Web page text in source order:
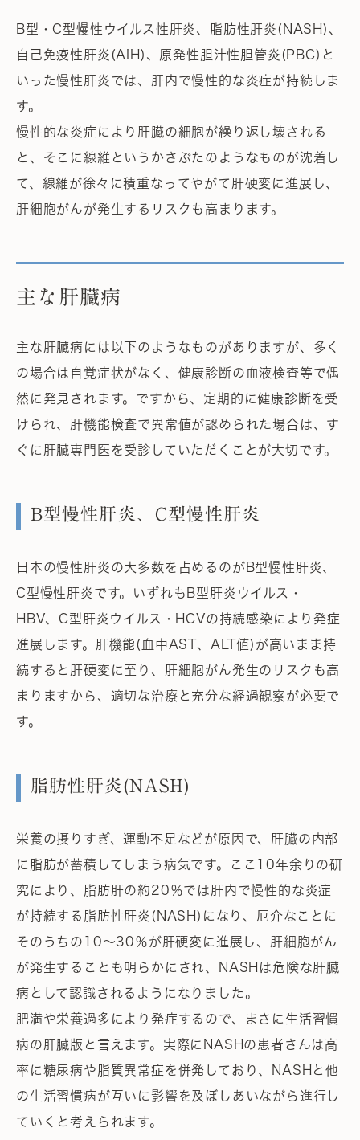
B型・C型慢性ウイルス性肝炎、脂肪性肝炎(NASH)、
自己免疫性肝炎(AIH)、原発性胆汁性胆管炎(PBC)と
いった慢性肝炎では、肝内で慢性的な炎症が持続しま
す。
慢性的な炎症により肝臓の細胞が繰り返し壊される
と、そこに線維というかさぶたのようなものが沈着し
て、線維が徐々に積重なってやがて肝硬変に進展し、
肝細胞がんが発生するリスクも高まります。
主な肝臓病
主な肝臓病には以下のようなものがありますが、多く
の場合は自覚症状がなく、健康診断の血液検査等で偶
然に発見されます。ですから、定期的に健康診断を受
けられ、肝機能検査で異常値が認められた場合は、す
ぐに肝臓専門医を受診していただくことが大切です。
B型慢性肝炎、C型慢性肝炎
日本の慢性肝炎の大多数を占めるのがB型慢性肝炎、
C型慢性肝炎です。いずれもB型肝炎ウイルス・
HBV、C型肝炎ウイルス・HCVの持続感染により発症
進展します。肝機能(血中AST、ALT値)が高いまま持
続すると肝硬変に至り、肝細胞がん発生のリスクも高
まりますから、適切な治療と充分な経過観察が必要で
す。
脂肪性肝炎(NASH)
栄養の摂りすぎ、運動不足などが原因で、肝臓の内部
に脂肪が蓄積してしまう病気です。ここ10年余りの研
究により、脂肪肝の約20％では肝内で慢性的な炎症
が持続する脂肪性肝炎(NASH)になり、厄介なことに
そのうちの10～30％が肝硬変に進展し、肝細胞がん
が発生することも明らかにされ、NASHは危険な肝臓
病として認識されるようになりました。
肥満や栄養過多により発症するので、まさに生活習慣
病の肝臓版と言えます。実際にNASHの患者さんは高
率に糖尿病や脂質異常症を併発しており、NASHと他
の生活習慣病が互いに影響を及ぼしあいながら進行し
ていくと考えられます。